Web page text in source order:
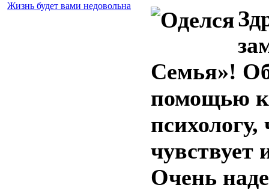
Жизнь будет вами недовольна
Семья»!
помощью к
чувствует
Очень